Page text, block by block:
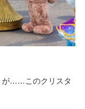
が……このクリスタ